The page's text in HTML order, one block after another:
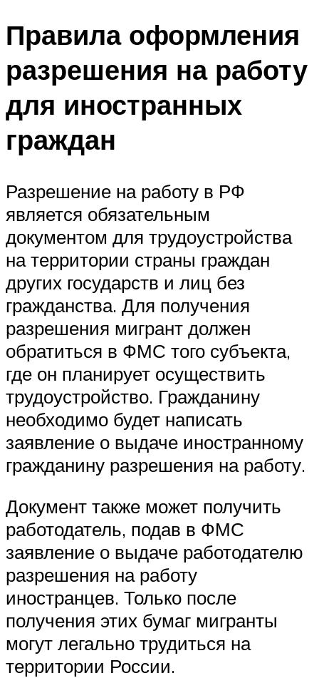
Правила оформления
разрешения на работу
для иностранных
граждан
Разрешение на работу в РФ
является обязательным
документом для трудоустройства
на территории страны граждан
других государств и лиц без
гражданства. Для получения
разрешения мигрант должен
обратиться в ФМС того субъекта,
где он планирует осуществить
трудоустройство. Гражданину
необходимо будет написать
заявление о выдаче иностранному
гражданину разрешения на работу.
Документ также может получить
работодатель, подав в ФМС
заявление о выдаче работодателю
разрешения на работу
иностранцев. Только после
получения этих бумаг мигранты
могут легально трудиться на
территории России.